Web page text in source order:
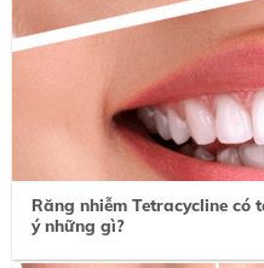
Răng nhiễm Tetracycline có
ý những gì?